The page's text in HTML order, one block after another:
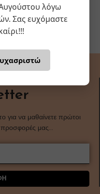
για να μαθαίνετε πρώτοι
προσφορές μας…
λόγω
Σας ευχόμαστε